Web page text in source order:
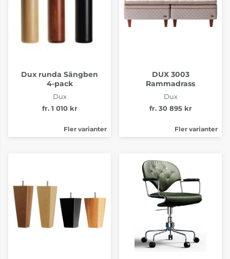
Dux runda Sängben
4-pack
Dux
fr. 1 010 kr
Fler varianter
DUX 3003
Rammadrass
Dux
fr. 30 895 kr
Fler varianter